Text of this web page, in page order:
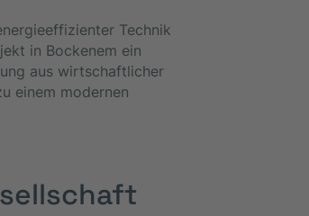
Technik
in Bockenem ein
aus wirtschaftlicher
einem modernen